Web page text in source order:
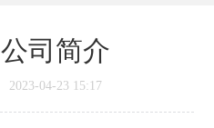
公司简介
2023-04-23 15:17